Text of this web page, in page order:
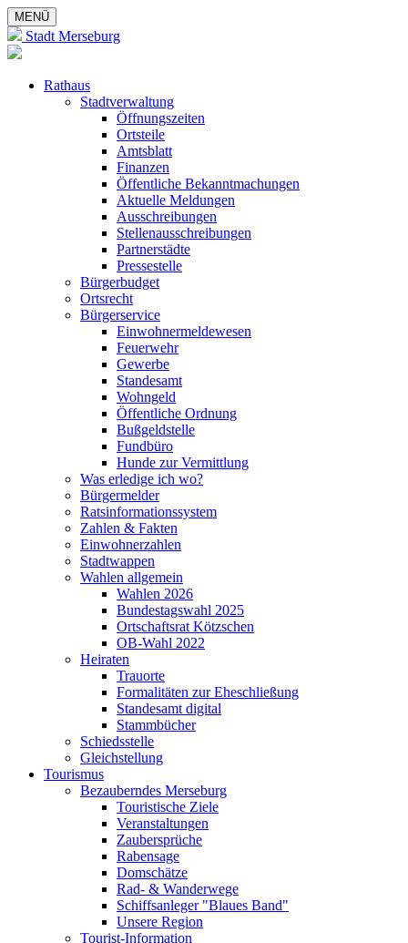
MENÜ
Stadt Merseburg
Rathaus
Stadtverwaltung
Öffnungszeiten
Ortsteile
Amtsblatt
Finanzen
Öffentliche Bekanntmachungen
Aktuelle Meldungen
Ausschreibungen
Stellenausschreibungen
Partnerstädte
Pressestelle
Bürgerbudget
Ortsrecht
Bürgerservice
Einwohnermeldewesen
Feuerwehr
Gewerbe
Standesamt
Wohngeld
Öffentliche Ordnung
Bußgeldstelle
Fundbüro
Hunde zur Vermittlung
Was erledige ich wo?
Bürgermelder
Ratsinformationssystem
Zahlen & Fakten
Einwohnerzahlen
Stadtwappen
Wahlen allgemein
Wahlen 2026
Bundestagswahl 2025
Ortschaftsrat Kötzschen
OB-Wahl 2022
Heiraten
Trauorte
Formalitäten zur Eheschließung
Standesamt digital
Stammbücher
Schiedsstelle
Gleichstellung
Tourismus
Bezauberndes Merseburg
Touristische Ziele
Veranstaltungen
Zaubersprüche
Rabensage
Domschätze
Rad- & Wanderwege
Schiffsanleger "Blaues Band"
Unsere Region
Tourist-Information